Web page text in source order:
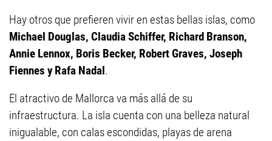
Hay otros que prefieren vivir en estas bellas islas, como
Michael Douglas, Claudia Schiffer, Richard Branson,
Annie Lennox, Boris Becker, Robert Graves, Joseph
Fiennes y Rafa Nadal.
El atractivo de Mallorca va más allá de su
infraestructura. La isla cuenta con una belleza natural
inigualable, con calas escondidas, playas de arena